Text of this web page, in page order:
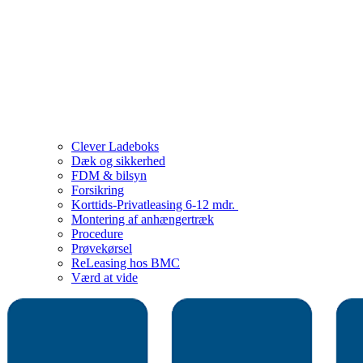
Clever Ladeboks
Dæk og sikkerhed
FDM & bilsyn
Forsikring
Korttids-Privatleasing 6-12 mdr.
Montering af anhængertræk
Procedure
Prøvekørsel
ReLeasing hos BMC
Værd at vide